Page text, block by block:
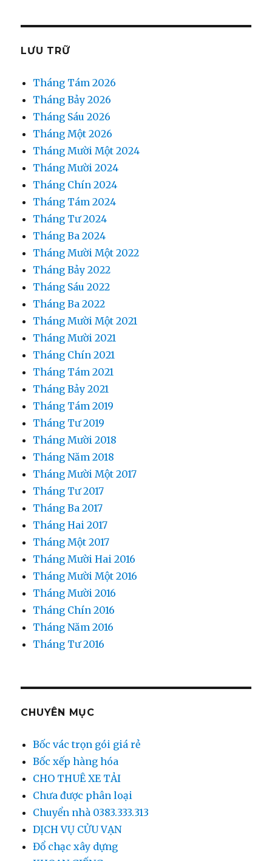
LƯU TRỮ
Tháng Tám 2026
Tháng Bảy 2026
Tháng Sáu 2026
Tháng Một 2026
Tháng Mười Một 2024
Tháng Mười 2024
Tháng Chín 2024
Tháng Tám 2024
Tháng Tư 2024
Tháng Ba 2024
Tháng Mười Một 2022
Tháng Bảy 2022
Tháng Sáu 2022
Tháng Ba 2022
Tháng Mười Một 2021
Tháng Mười 2021
Tháng Chín 2021
Tháng Tám 2021
Tháng Bảy 2021
Tháng Tám 2019
Tháng Tư 2019
Tháng Mười 2018
Tháng Năm 2018
Tháng Mười Một 2017
Tháng Tư 2017
Tháng Ba 2017
Tháng Hai 2017
Tháng Một 2017
Tháng Mười Hai 2016
Tháng Mười Một 2016
Tháng Mười 2016
Tháng Chín 2016
Tháng Năm 2016
Tháng Tư 2016
CHUYÊN MỤC
Bốc vác trọn gói giá rẻ
Bốc xếp hàng hóa
CHO THUÊ XE TẢI
Chưa được phân loại
Chuyển nhà 0383.333.313
DỊCH VỤ CỬU VẠN
Đổ chạc xây dựng